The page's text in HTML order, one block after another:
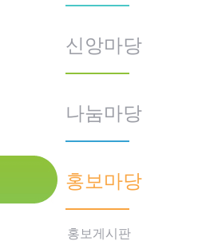
신앙마당
나눔마당
홍보마당
홍보게시판